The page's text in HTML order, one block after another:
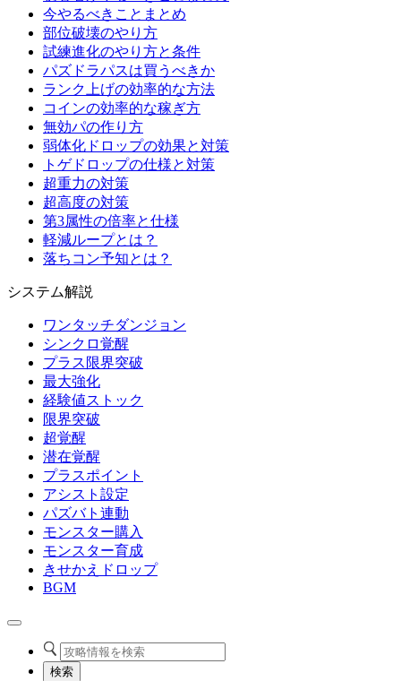
今やるべきことまとめ
部位破壊のやり方
試練進化のやり方と条件
パズドラパスは買うべきか
ランク上げの効率的な方法
コインの効率的な稼ぎ方
無効パの作り方
弱体化ドロップの効果と対策
トゲドロップの仕様と対策
超重力の対策
超高度の対策
第3属性の倍率と仕様
軽減ループとは？
落ちコン予知とは？
システム解説
ワンタッチダンジョン
シンクロ覚醒
プラス限界突破
最大強化
経験値ストック
限界突破
超覚醒
潜在覚醒
プラスポイント
アシスト設定
パズバト連動
モンスター購入
モンスター育成
きせかえドロップ
BGM
検索